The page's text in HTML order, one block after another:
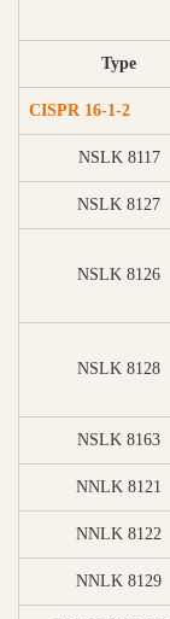
Type
CISPR 16-1-2
NSLK 8117
NSLK 8127
NSLK 8126
NSLK 8128
NSLK 8163
NNLK 8121
NNLK 8122
NNLK 8129